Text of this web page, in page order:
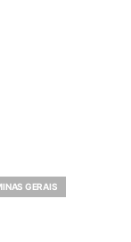
GERAIS